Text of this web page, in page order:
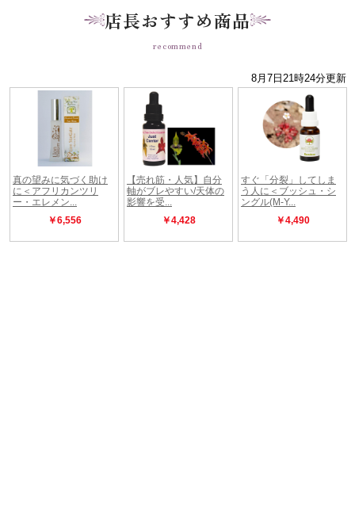
店長おすすめ商品
recommend